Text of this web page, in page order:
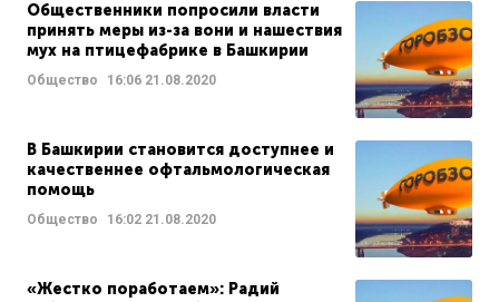
Общественники попросили власти
принять меры из-за вони и нашествия
мух на птицефабрике в Башкирии
Общество 16:06 21.08.2020
В Башкирии становится доступнее и
качественнее офтальмологическая
помощь
Общество 16:02 21.08.2020
«Жестко поработаем»: Радий